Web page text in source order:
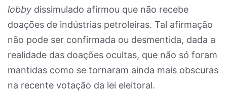
lobby dissimulado afirmou que não recebe
doações de indústrias petroleiras. Tal afirmação
não pode ser confirmada ou desmentida, dada a
realidade das doações ocultas, que não só foram
mantidas como se tornaram ainda mais obscuras
na recente votação da lei eleitoral.